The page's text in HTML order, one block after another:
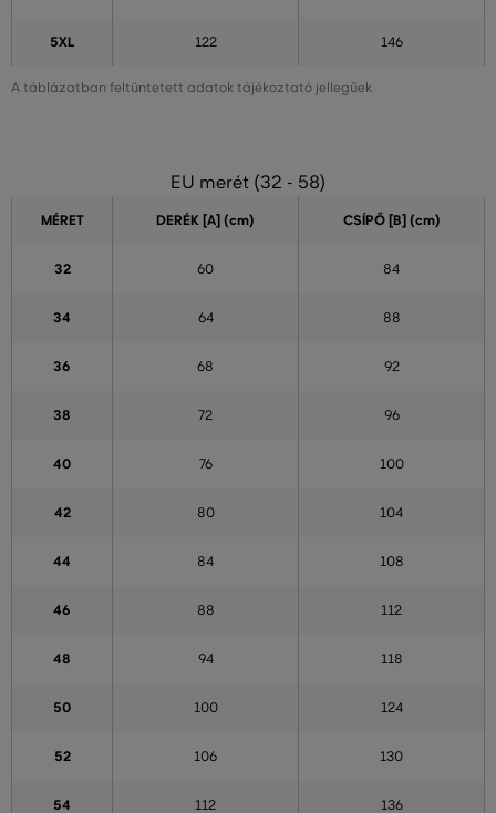
A táblázatban feltüntetett adatok tájékoztató jellegűek
5XL 122 146
EU merét (32 - 58)
MÉRET DERÉK [A] (cm) CSÍPŐ [B] (cm)
32 60 84
34 64 88
36 68 92
38 72 96
40 76 100
42 80 104
44 84 108
46 88 112
48 94 118
50 100 124
52 106 130
54 112 136